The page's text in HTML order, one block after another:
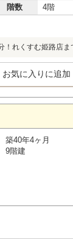
階数 4階
れくすむ姫路店ま
お気に入りに追加
築40年4ヶ月
9階建